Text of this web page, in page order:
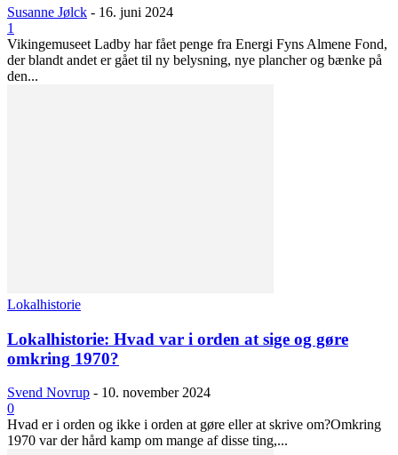
Susanne Jølck - 16. juni 2024
1
Vikingemuseet Ladby har fået penge fra Energi Fyns Almene Fond,
der blandt andet er gået til ny belysning, nye plancher og bænke på
den...
Lokalhistorie
Lokalhistorie: Hvad var i orden at sige og gøre
omkring 1970?
Svend Novrup - 10. november 2024
0
Hvad er i orden og ikke i orden at gøre eller at skrive om?Omkring
1970 var der hård kamp om mange af disse ting,...